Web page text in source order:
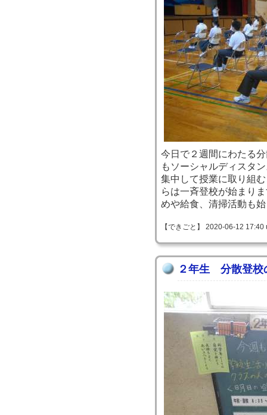
今日で２週間にわたる
もソーシャルディスタ
集中して授業に取り組
らは一斉登校が始まり
めや給食、清掃活動も
【できごと】 2020-06-12 17:40
２年生 分散登校